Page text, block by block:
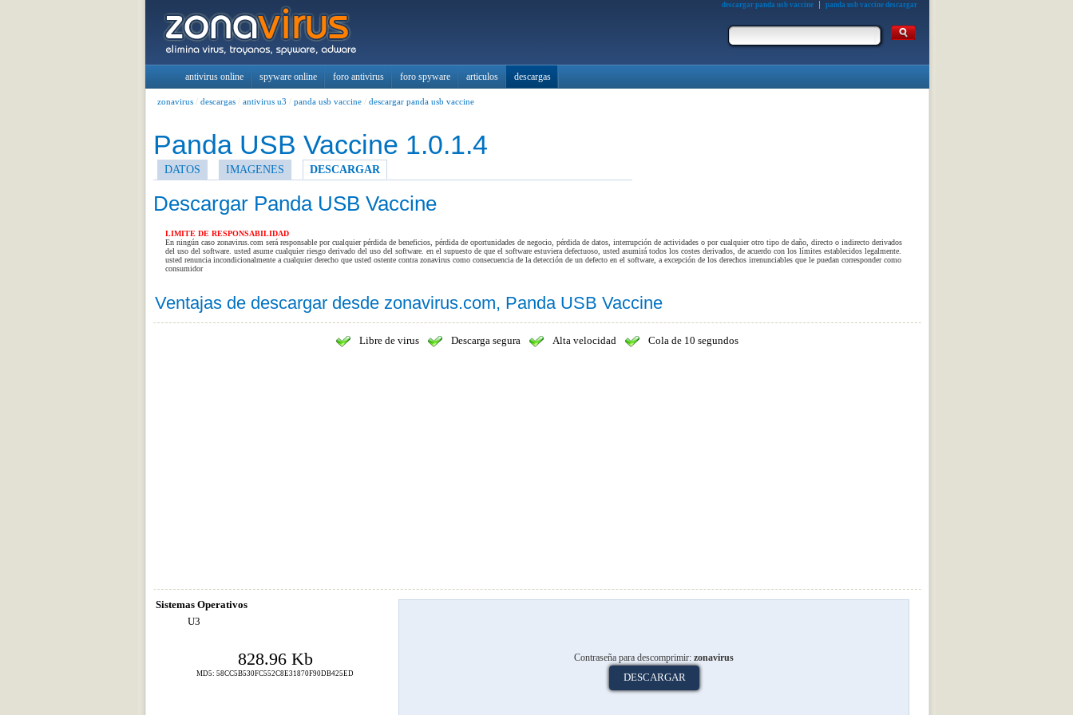
descargar panda usb vaccine panda usb vaccine descargar
antivirus online spyware online foro antivirus foro spyware articulos descargas
zonavirus/ descargas/ antivirus u3 / panda usb vaccine/ descargar panda usb vaccine
Panda USB Vaccine 1.0.1.4
DATOS IMAGENES DESCARGAR
Descargar Panda USB Vaccine
LIMITE DE RESPONSABILIDAD
En ningún caso zonavirus.com será responsable por cualquier pérdida de beneficios, pérdida de oportunidades de negocio, pérdida de datos, interrupción de actividades o por cualquier otro tipo de daño, directo o indirecto derivados
del uso del software. usted asume cualquier riesgo derivado del uso del software. en el supuesto de que el software estuviera defectuoso, usted asumirá todos los costes derivados, de acuerdo con los límites establecidos legalmente.
usted renuncia incondicionalmente a cualquier derecho que usted ostente contra zonavirus como consecuencia de la detección de un defecto en el software, a excepción de los derechos irrenunciables que le puedan corresponder como
consumidor
Ventajas de descargar desde zonavirus.com, Panda USB Vaccine
Libre de virus Descarga segura Alta velocidad Cola de 10 segundos
Sistemas Operativos
U3
828.96 Kb
MD5: 58CC5B530FC552C8E31870F90DB425ED